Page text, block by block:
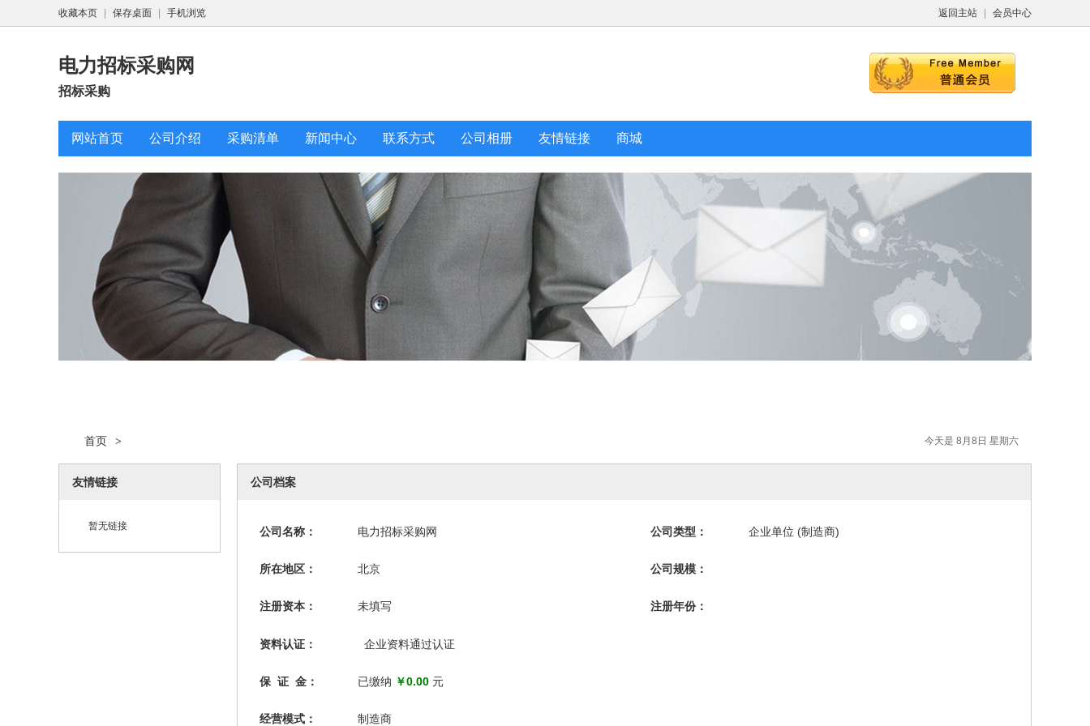
返回主站 会员中心
收藏本页 保存桌面 手机浏览
电力招标采购网
招标采购
网站首页 公司介绍 采购清单 新闻中心 联系方式 公司相册 友情链接 商城
今天是 8月8日 星期六
首页 >
友情链接
暂无链接
公司档案
公司名称： 电力招标采购网 公司类型： 企业单位 (制造商)
所在地区： 北京 公司规模：
注册资本： 未填写 注册年份：
资料认证： 企业资料通过认证
保 证 金： 已缴纳 ￥0.00 元
经营模式： 制造商